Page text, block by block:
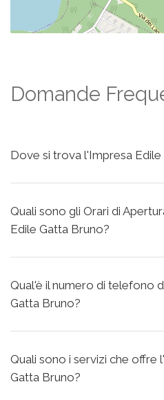
Domande
Dove si trova l'Impresa
Quali sono gli Orari di
Edile Gatta Bruno?
Qual'è il numero di telefono
Gatta Bruno?
Quali sono i servizi che offre
Gatta Bruno?